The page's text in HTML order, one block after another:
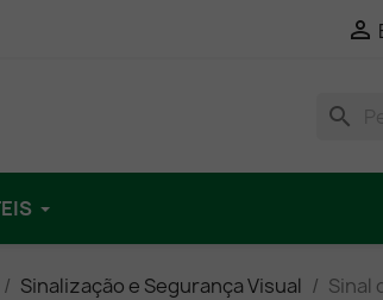

search
Sinalização e Segurança Visual
Sinal